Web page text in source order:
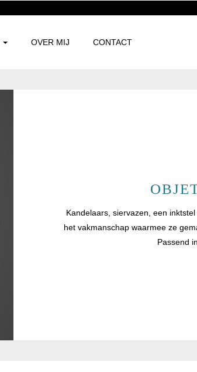
OVER MIJ CONTACT
Kandelaars, siervazen, een
het vakmanschap waarmee ze
Passend